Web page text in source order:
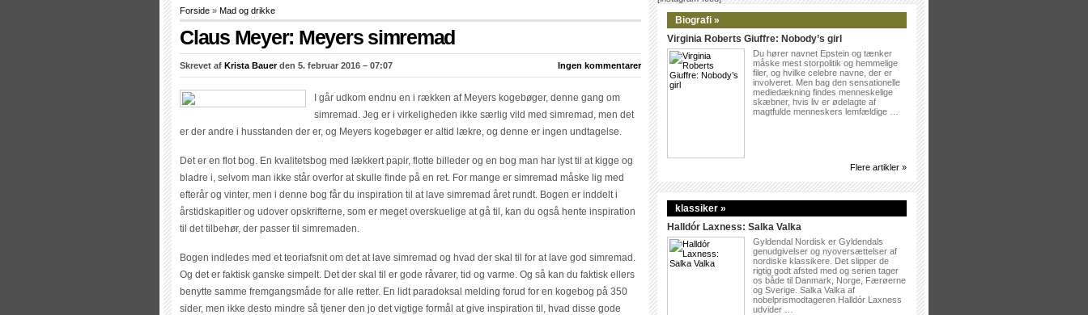
Forside » Mad og drikke
Claus Meyer: Meyers simremad
Skrevet af Krista Bauerden 5. februar 2016 – 07:07 Ingen kommentarer
I går udkom endnu en i rækken af Meyers kogebøger, denne gang om
simremad. Jeg er i virkeligheden ikke særlig vild med simremad, men det
er der andre i husstanden der er, og Meyers kogebøger er altid lækre, og denne er ingen undtagelse.
Det er en flot bog. En kvalitetsbog med lækkert papir, flotte billeder og en bog man har lyst til at kigge og
bladre i, selvom man ikke står overfor at skulle finde på en ret. For mange er simremad måske lig med
efterår og vinter, men i denne bog får du inspiration til at lave simremad året rundt. Bogen er inddelt i
årstidskapitler og udover opskrifterne, som er meget overskuelige at gå til, kan du også hente inspiration
til det tilbehør, der passer til simremaden.
Bogen indledes med et teoriafsnit om det at lave simremad og hvad der skal til for at lave god simremad.
Og det er faktisk ganske simpelt. Det der skal til er gode råvarer, tid og varme. Og så kan du faktisk ellers
benytte samme fremgangsmåde for alle retter. En lidt paradoksal melding forud for en kogebog på 350
sider, men ikke desto mindre så tjener den jo det vigtige formål at give inspiration til, hvad disse gode
Biografi »
Virginia Roberts Giuffre: Nobody’s girl
Du hører navnet Epstein og tænker
måske mest storpolitik og hemmelige
filer, og hvilke celebre navne, der er
involveret. Men bag den sensationelle
mediedækning findes menneskelige
skæbner, hvis liv er ødelagte af
magtfulde menneskers lemfældige …
Flere artikler »
klassiker »
Halldór Laxness: Salka Valka
Gyldendal Nordisk er Gyldendals
genudgivelser og nyoversættelser af
nordiske klassikere. Det slipper de
rigtig godt afsted med og serien tager
os både til Danmark, Norge, Færøerne
og Sverige. Salka Valka af
nobelprismodtageren Halldór Laxness
udvider …